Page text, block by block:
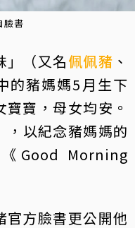
臉書
」（又名佩佩豬 、
的豬媽媽5月生下
寶，母女均安。
，以紀念豬媽媽的
Good Morning
官方臉書更公開他